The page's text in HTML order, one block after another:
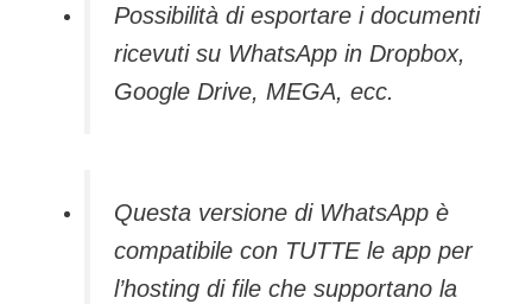
Possibilità di esportare i documenti
ricevuti su WhatsApp in Dropbox,
Google Drive, MEGA, ecc.
Questa versione di WhatsApp è
compatibile con TUTTE le app per
l’hosting di file che supportano la